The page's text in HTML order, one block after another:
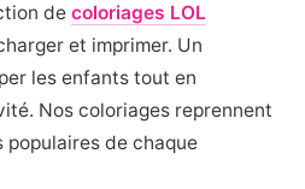
de coloriages LOL
et imprimer. Un
les enfants tout en
Nos coloriages reprennent
populaires de chaque